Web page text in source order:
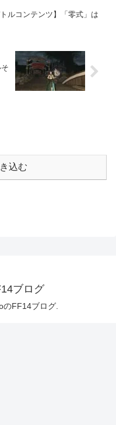
トルコンテンツ】「零式」は
込む
ブログ
FF14ブログ.